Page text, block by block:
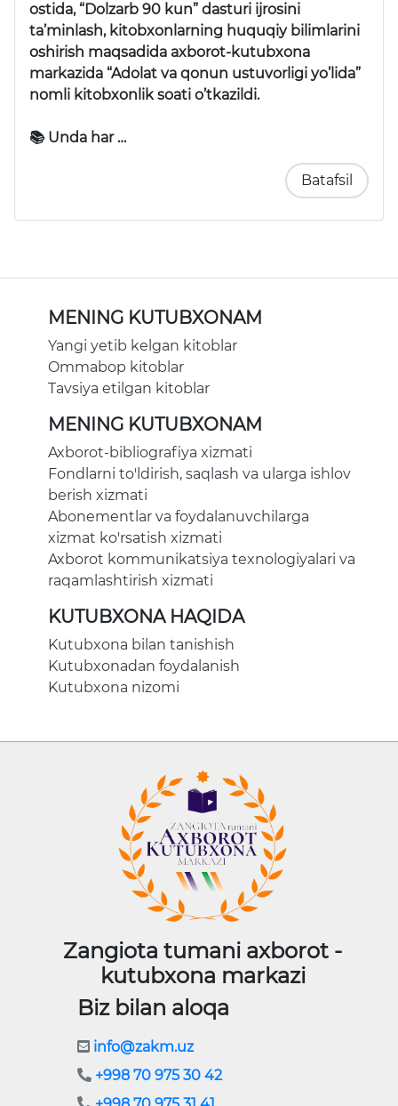
ostida, “Dolzarb 90 kun” dasturi ijrosini
ta’minlash, kitobxonlarning huquqiy bilimlarini
oshirish maqsadida axborot-kutubxona
markazida “Adolat va qonun ustuvorligi yo’lida”
nomli kitobxonlik soati o’tkazildi.
📚 Unda har …
Batafsil
MENING KUTUBXONAM
Yangi yetib kelgan kitoblar
Ommabop kitoblar
Tavsiya etilgan kitoblar
MENING KUTUBXONAM
Axborot-bibliografiya xizmati
Fondlarni to'ldirish, saqlash va ularga ishlov
berish xizmati
Abonementlar va foydalanuvchilarga
xizmat ko'rsatish xizmati
Axborot kommunikatsiya texnologiyalari va
raqamlashtirish xizmati
KUTUBXONA HAQIDA
Kutubxona bilan tanishish
Kutubxonadan foydalanish
Kutubxona nizomi
Zangiota tumani axborot -
kutubxona markazi
Biz bilan aloqa
info@zakm.uz
+998 70 975 30 42